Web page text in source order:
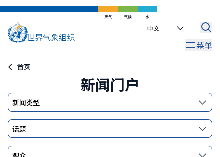
跳
天气 气候 水
Select
菜单
媒体通稿
活动和会议
面
屑
首页
新闻门户